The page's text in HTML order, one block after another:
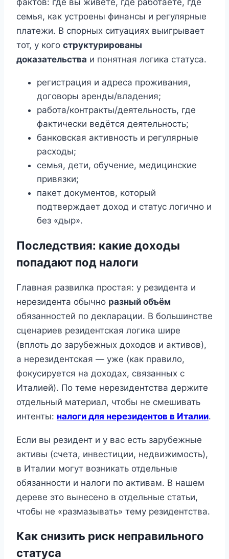
фактов: где вы живёте, где работаете, где
семья, как устроены финансы и регулярные
платежи. В спорных ситуациях выигрывает
тот, у кого структурированы
доказательства и понятная логика статуса.
регистрация и адреса проживания,
договоры аренды/владения;
работа/контракты/деятельность, где
фактически ведётся деятельность;
банковская активность и регулярные
расходы;
семья, дети, обучение, медицинские
привязки;
пакет документов, который
подтверждает доход и статус логично и
без «дыр».
Последствия: какие доходы
попадают под налоги
Главная развилка простая: у резидента и
нерезидента обычно разный объём
обязанностей по декларации. В большинстве
сценариев резидентская логика шире
(вплоть до зарубежных доходов и активов),
а нерезидентская — уже (как правило,
фокусируется на доходах, связанных с
Италией). По теме нерезидентства держите
отдельный материал, чтобы не смешивать
интенты: налоги для нерезидентов в Италии.
Если вы резидент и у вас есть зарубежные
активы (счета, инвестиции, недвижимость),
в Италии могут возникать отдельные
обязанности и налоги по активам. В нашем
дереве это вынесено в отдельные статьи,
чтобы не «размазывать» тему резидентства.
Как снизить риск неправильного
статуса